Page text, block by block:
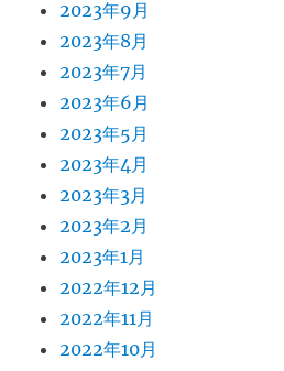
2023年9月
2023年8月
2023年7月
2023年6月
2023年5月
2023年4月
2023年3月
2023年2月
2023年1月
2022年12月
2022年11月
2022年10月